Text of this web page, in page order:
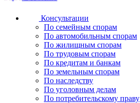
Консультации
По семейным спорам
По автомобильным спорам
По жилищным спорам
По трудовым спорам
По кредитам и банкам
По земельным спорам
По наследству
По уголовным делам
По потребительскому праву